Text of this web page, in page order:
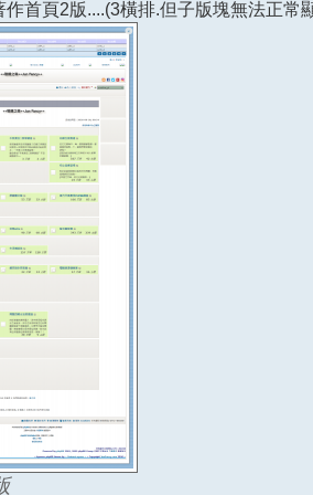
作首頁2版....(3橫排.但子版塊無法正常